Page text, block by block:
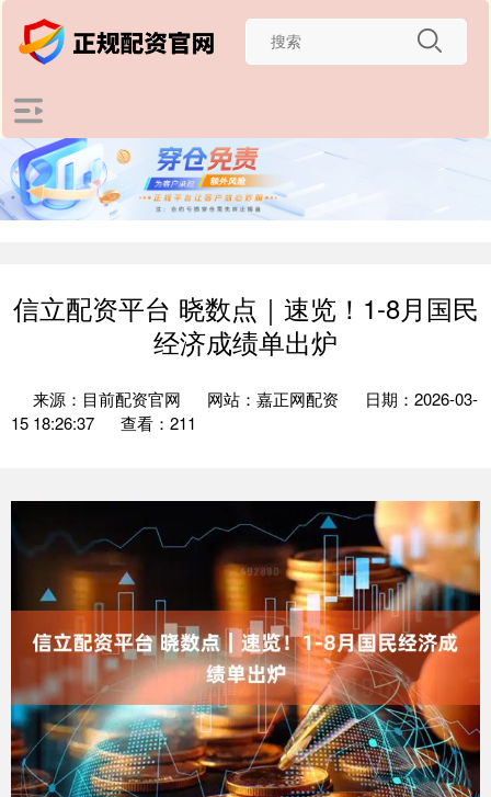
信立配资平台 晓数点｜速览！1-8月国民
经济成绩单出炉
来源：目前配资官网 网站：嘉正网配资
日期：2026-03-
15 18:26:37
查看：211